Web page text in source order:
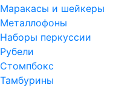
Маракасы и шейкеры
Металлофоны
Наборы перкуссии
Рубели
Стомпбокс
Тамбурины